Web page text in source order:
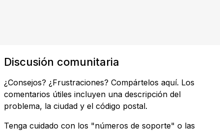
Discusión comunitaria
¿Consejos? ¿Frustraciones? Compártelos aquí. Los
comentarios útiles incluyen una descripción del
problema, la ciudad y el código postal.
Tenga cuidado con los "números de soporte" o las